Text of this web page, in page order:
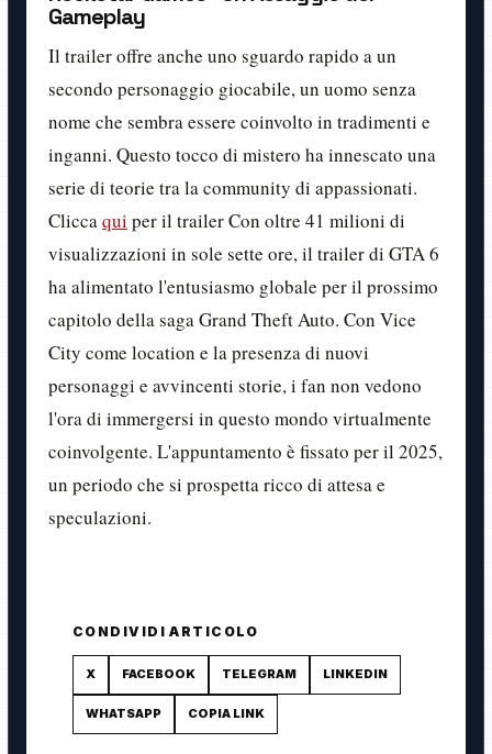
Gameplay
Il trailer offre anche uno sguardo rapido a un
secondo personaggio giocabile, un uomo senza
nome che sembra essere coinvolto in tradimenti e
inganni. Questo tocco di mistero ha innescato una
serie di teorie tra la community di appassionati.
Cliccaqui per il trailer Con oltre 41 milioni di
visualizzazioni in sole sette ore, il trailer di GTA 6
ha alimentato l'entusiasmo globale per il prossimo
capitolo della saga Grand Theft Auto. Con Vice
City come location e la presenza di nuovi
personaggi e avvincenti storie, i fan non vedono
l'ora di immergersi in questo mondo virtualmente
coinvolgente. L'appuntamento è fissato per il 2025,
un periodo che si prospetta ricco di attesa e
speculazioni.
CONDIVIDI ARTICOLO
X FACEBOOK TELEGRAM LINKEDIN
WHATSAPP COPIA LINK